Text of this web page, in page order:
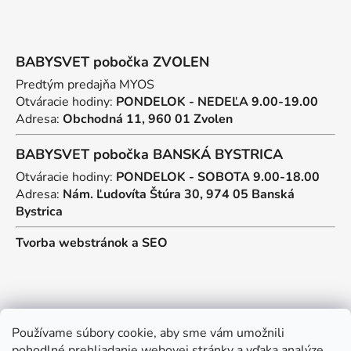
Používame súbory cookie, aby sme vám umožnili
BABYSVET pobočka ZVOLEN
Predtým predajňa MYOS
Otváracie hodiny: PONDELOK - NEDEĽA 9.00-19.00
Adresa: Obchodná 11, 960 01 Zvolen
BABYSVET pobočka BANSKÁ BYSTRICA
Otváracie hodiny: PONDELOK - SOBOTA 9.00-18.00
Adresa: Nám. Ľudovíta Štúra 30, 974 05 Banská
Bystrica
Tvorba webstránok a SEO
Kontakt